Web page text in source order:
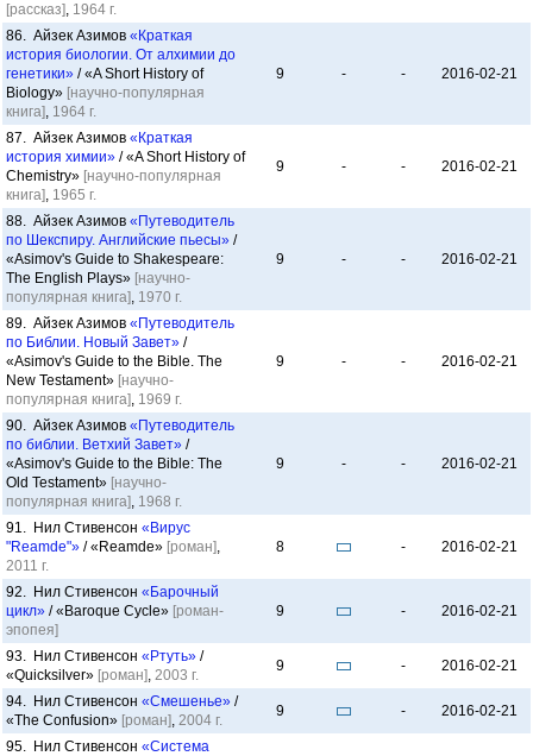
[рассказ], 1964 г.
86. Айзек Азимов «Краткая
история биологии. От алхимии до
генетики» / «A Short History of
Biology» [научно-популярная
книга], 1964 г.
9 - - 2016-02-21
87. Айзек Азимов «Краткая
история химии» / «A Short History of
Chemistry» [научно-популярная
книга], 1965 г.
9 - - 2016-02-21
88. Айзек Азимов «Путеводитель
по Шекспиру. Английские пьесы» /
«Asimov's Guide to Shakespeare:
The English Plays» [научно-
популярная книга], 1970 г.
9 - - 2016-02-21
89. Айзек Азимов «Путеводитель
по Библии. Новый Завет» /
«Asimov's Guide to the Bible. The
New Testament» [научно-
популярная книга], 1969 г.
9 - - 2016-02-21
90. Айзек Азимов «Путеводитель
по библии. Ветхий Завет» /
«Asimov's Guide to the Bible: The
Old Testament» [научно-
популярная книга], 1968 г.
9 - - 2016-02-21
91. Нил Стивенсон «Вирус
"Reamde"» / «Reamde» [роман],
2011 г.
8 - 2016-02-21
92. Нил Стивенсон «Барочный
цикл» / «Baroque Cycle» [роман-
эпопея]
9 - 2016-02-21
93. Нил Стивенсон «Ртуть» /
«Quicksilver» [роман], 2003 г.
9 - 2016-02-21
94. Нил Стивенсон «Смешенье» /
«The Confusion» [роман], 2004 г.
9 - 2016-02-21
95. Нил Стивенсон «Система